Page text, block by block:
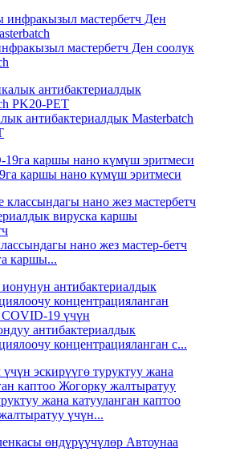
мастербетч Ден соолук
антибактериалдык Masterbatch
каршы нано күмүш эритмеси
нано жез мастер-бетч
каршы...
антибактериалдык
концентрацияланган с...
жана катууланган каптоо
үчүн...